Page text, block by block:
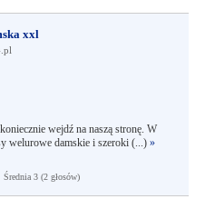
xxl
wejdź na naszą stronę. W
welurowe damskie i szeroki (...) »
3 (2 głosów)